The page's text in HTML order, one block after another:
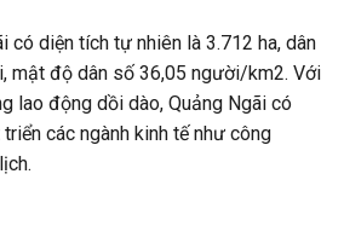
có diện tích tự nhiên là 3.712 ha, dân
mật độ dân số 36,05 người/km2. Với
lao động dồi dào, Quảng Ngãi có
các ngành kinh tế như công